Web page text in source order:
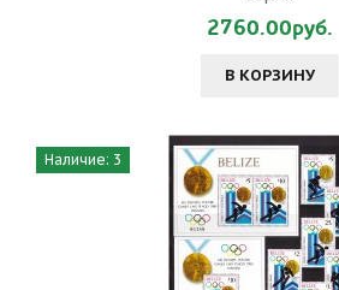
2760.00руб.
В КОРЗИНУ
Наличие: 3